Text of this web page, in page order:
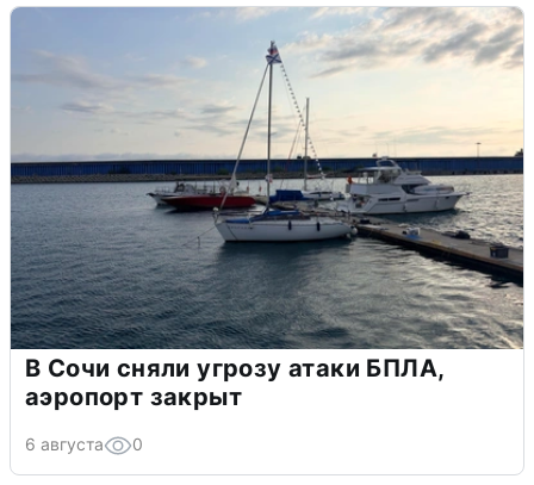
В Сочи сняли угрозу атаки БПЛА,
аэропорт закрыт
6 августа 0